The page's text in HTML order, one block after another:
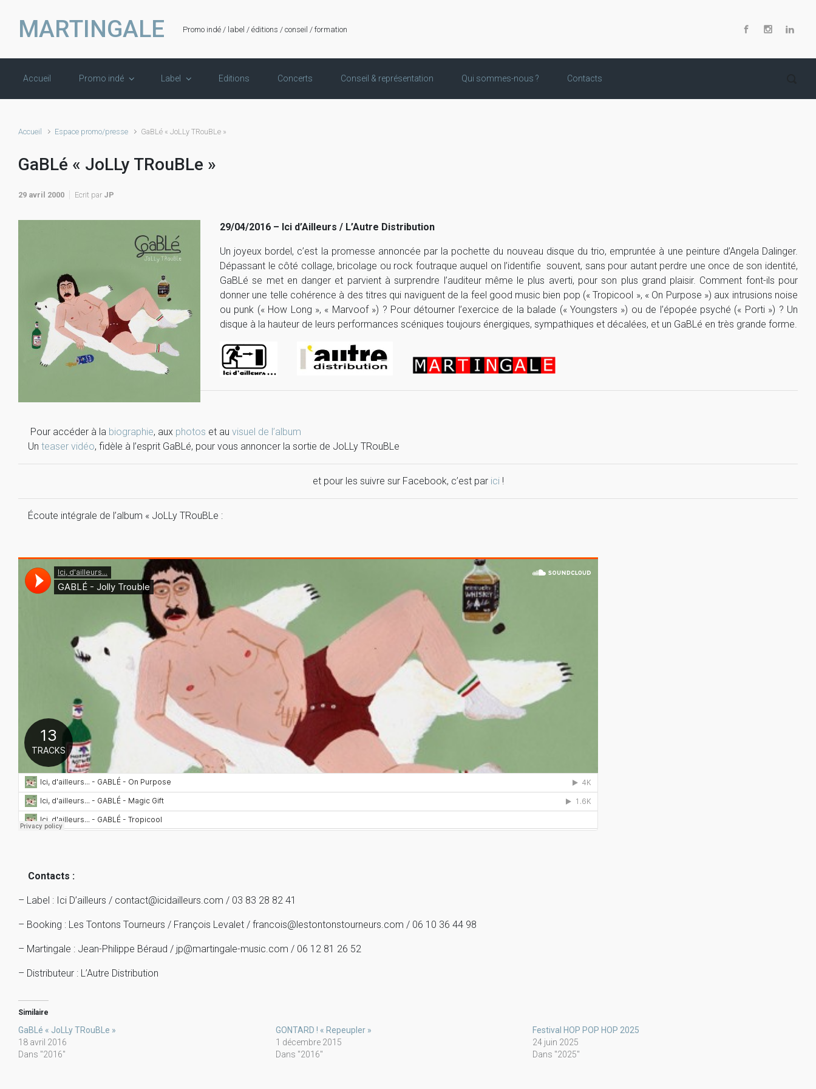
MARTINGALE Promo indé / label / éditions / conseil / formation
Accueil Promo indé Label Editions Concerts Conseil & représentation Qui sommes-nous ? Contacts
Accueil Espace promo/presse GaBLé « JoLLy TRouBLe »
GaBLé « JoLLy TRouBLe »
29 avril 2000 Ecrit par JP
29/04/2016 – Ici d’Ailleurs / L’Autre Distribution
Un joyeux bordel, c’est la promesse annoncée par la pochette du nouveau disque du trio, empruntée à une peinture d’Angela Dalinger.
Dépassant le côté collage, bricolage ou rock foutraque auquel on l’identifie souvent, sans pour autant perdre une once de son identité,
GaBLé se met en danger et parvient à surprendre l’auditeur même le plus averti, pour son plus grand plaisir. Comment font-ils pour
donner une telle cohérence à des titres qui naviguent de la feel good music bien pop (« Tropicool », « On Purpose ») aux intrusions noise
ou punk (« How Long », « Marvoof ») ? Pour détourner l’exercice de la balade (« Youngsters ») ou de l’épopée psyché (« Porti ») ? Un
disque à la hauteur de leurs performances scéniques toujours énergiques, sympathiques et décalées, et un GaBLé en très grande forme.
Pour accéder à la biographie, aux photos et au visuel de l’album
Un teaser vidéo, fidèle à l’esprit GaBLé, pour vous annoncer la sortie de JoLLy TRouBLe
et pour les suivre sur Facebook, c’est par ici!
Écoute intégrale de l’album « JoLLy TRouBLe :
Contacts :
– Label : Ici D’ailleurs / contact@icidailleurs.com / 03 83 28 82 41
– Booking : Les Tontons Tourneurs / François Levalet / francois@lestontonstourneurs.com / 06 10 36 44 98
– Martingale : Jean-Philippe Béraud / jp@martingale-music.com / 06 12 81 26 52
– Distributeur : L’Autre Distribution
Similaire
GaBLé « JoLLy TRouBLe »
18 avril 2016
Dans "2016"
GONTARD ! « Repeupler »
1 décembre 2015
Dans "2016"
Festival HOP POP HOP 2025
24 juin 2025
Dans "2025"